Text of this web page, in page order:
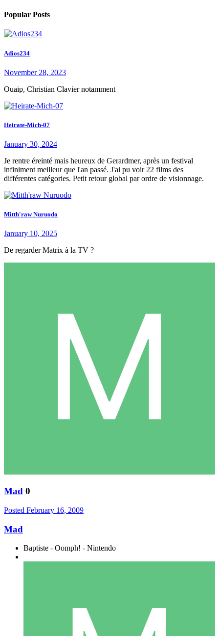
Popular Posts
Adios234
November 28, 2023
Ouaip, Christian Clavier notamment
Heirate-Mich-07
January 30, 2024
Je rentre éreinté mais heureux de Gerardmer, après un festival
infiniment meilleur que l'an passé. J'ai pu voir 22 films des
différentes catégories. Petit retour global par ordre de visionnage.
Mitth'raw Nuruodo
January 10, 2025
De regarder Matrix à la TV ?
Mad 0
Posted February 16, 2009
Mad
Baptiste - Oomph! - Nintendo